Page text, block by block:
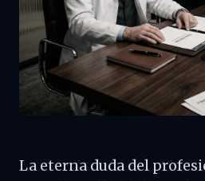
La eterna duda del